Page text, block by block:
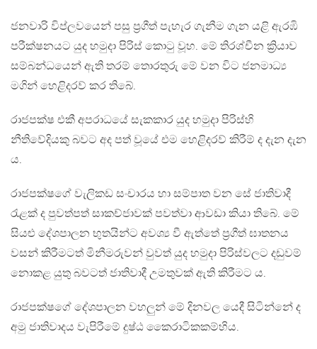
ජනවාරි විප්ලවයෙන් පසු ප්‍රගීත් පැහැර ගැනීම ගැන යළි ඇරඹි
පරීක්ෂනයට යුද හමුදා පිරිස් කොටු වූහ. මේ තිරශ්චීන ක්‍රියාව
සම්බන්ධයෙන් ඇති තරම් තොරතුරු මේ වන විට ජනමාධ්‍ය
මගින් හෙළිදරව් කර තිබේ.
රාජපක්ෂ එකී අපරාධයේ සැකකාර යුද හමුදා පිරිස්හි
නීතිවේදියකු බවට අද පත් වූයේ එම හෙළිදරව් කිරීම් ද දැන දැන
ය.
රාජපක්ෂගේ වැලිකඩ සංචාරය හා සම්පාත වන සේ ජාතිවාදී
රැළක් ද පුවත්පත් සාකච්ජාවක් පවත්වා ආවඩා කියා තිබේ. මේ
සියළු දේශපාලන භුතයින්ට අවශ්‍ය වී ඇත්තේ ප්‍රගීත් ඝාතනය
වසන් කිරීමටත් මිනීමරුවන් වුවත් යුද හමුදා පිරිස්වලට දඩුවම්
නොකළ යුතු බවටත් ජාතිවාදී උමතුවක් ඇති කිරීමට ය.
රාජපක්ෂගේ දේශපාලන වහලුන් මේ දිනවල යෙදී සිටින්නේ ද
අමු ජාතිවාදය වැපිරීමේ දුෂ්ඨ කෛරාටිකකම්හිය.